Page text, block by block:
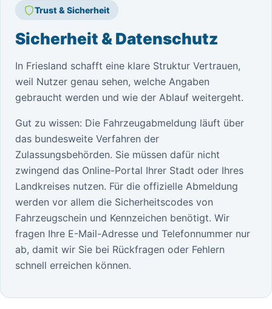
Trust & Sicherheit
Sicherheit & Datenschutz
In Friesland schafft eine klare Struktur Vertrauen,
weil Nutzer genau sehen, welche Angaben
gebraucht werden und wie der Ablauf weitergeht.
Gut zu wissen: Die Fahrzeugabmeldung läuft über
das bundesweite Verfahren der
Zulassungsbehörden. Sie müssen dafür nicht
zwingend das Online-Portal Ihrer Stadt oder Ihres
Landkreises nutzen. Für die offizielle Abmeldung
werden vor allem die Sicherheitscodes von
Fahrzeugschein und Kennzeichen benötigt. Wir
fragen Ihre E-Mail-Adresse und Telefonnummer nur
ab, damit wir Sie bei Rückfragen oder Fehlern
schnell erreichen können.